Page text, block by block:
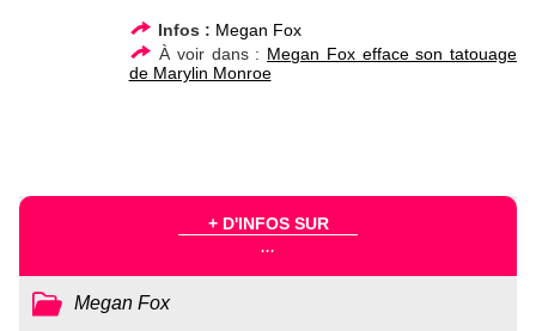
Infos : Megan Fox
À voir dans : Megan Fox efface son tatouage
de Marylin Monroe
+ D'INFOS SUR
...
Megan Fox